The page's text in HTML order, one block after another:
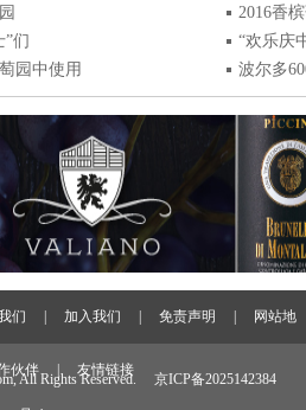
2016香
们
“欢乐庆
园中使用
波尔多
们 加入我们 免责声明 网站地
伙伴 友情链接
All Rights Reserved. 京ICP备2025142384